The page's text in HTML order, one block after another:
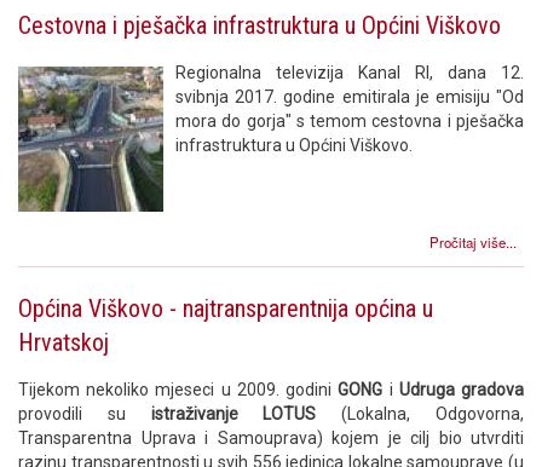
Cestovna i pješačka infrastruktura u Općini Viškovo
Regionalna televizija Kanal RI, dana 12.
svibnja 2017. godine emitirala je emisiju "Od
mora do gorja" s temom cestovna i pješačka
infrastruktura u Općini Viškovo.
Pročitaj više...
Općina Viškovo - najtransparentnija općina u
Hrvatskoj
Tijekom nekoliko mjeseci u 2009. godiniGONG i Udruga gradova
provodili su istraživanje LOTUS(Lokalna, Odgovorna,
Transparentna Uprava i Samouprava) kojem je cilj bio utvrditi
razinu transparentnosti u svih 556 jedinica lokalne samouprave (u